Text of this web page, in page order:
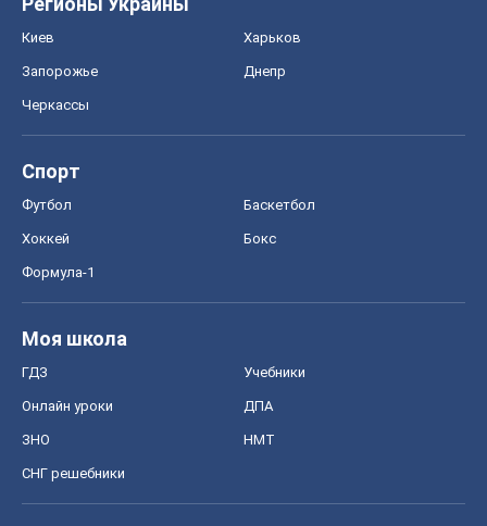
Киев Харьков
Запорожье Днепр
Черкассы
Спорт
Футбол Баскетбол
Хоккей Бокс
Формула-1
Моя школа
ГДЗ Учебники
Онлайн уроки ДПА
ЗНО НМТ
СНГ решебники